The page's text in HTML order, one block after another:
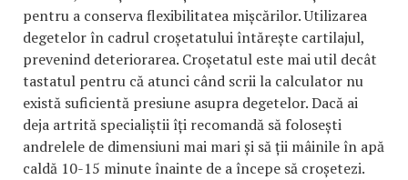
pentru a conserva flexibilitatea mișcărilor. Utilizarea
degetelor în cadrul croșetatului întărește cartilajul,
prevenind deteriorarea. Croșetatul este mai util decât
tastatul pentru că atunci când scrii la calculator nu
există suficientă presiune asupra degetelor. Dacă ai
deja artrită specialiștii îți recomandă să folosești
andrelele de dimensiuni mai mari și să ții mâinile în apă
caldă 10-15 minute înainte de a începe să croșetezi.